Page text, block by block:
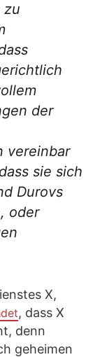
zu
der
vereinbar
sie sich
Durovs
oder
X,
, dass X
denn
geheimen